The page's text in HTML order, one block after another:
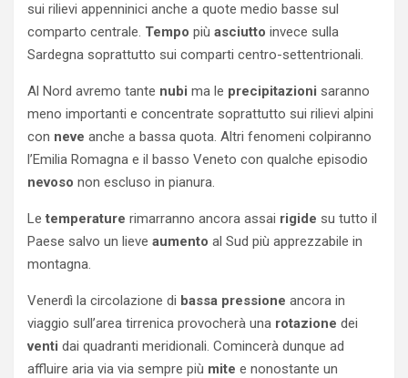
sui rilievi appenninici anche a quote medio basse sul
comparto centrale. Tempo più asciutto invece sulla
Sardegna soprattutto sui comparti centro-settentrionali.
Al Nord avremo tante nubi ma le precipitazioni saranno
meno importanti e concentrate soprattutto sui rilievi alpini
con neve anche a bassa quota. Altri fenomeni colpiranno
l’Emilia Romagna e il basso Veneto con qualche episodio
nevoso non escluso in pianura.
Letemperature rimarranno ancora assai rigide su tutto il
Paese salvo un lieve aumento al Sud più apprezzabile in
montagna.
Venerdì la circolazione di bassa pressione ancora in
viaggio sull’area tirrenica provocherà una rotazione dei
venti dai quadranti meridionali. Comincerà dunque ad
affluire aria via via sempre più mite e nonostante un